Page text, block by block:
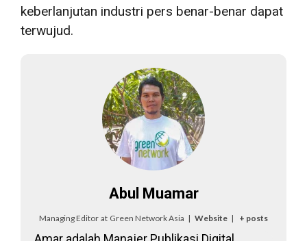
keberlanjutan industri pers benar-benar dapat
terwujud.
Abul Muamar
Managing Editor at Green Network Asia | Website | + posts